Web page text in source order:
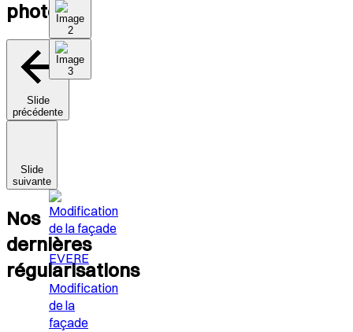
photo
Slide
précédente
Slide
suivante
Nos
dernières
régularisations
EVERE
Modification
de la
façade